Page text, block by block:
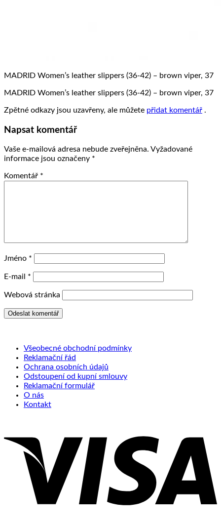
MADRID Women’s leather slippers (36-42) – brown viper, 37
MADRID Women’s leather slippers (36-42) – brown viper, 37
Zpětné odkazy jsou uzavřeny, ale můžete přidat komentář .
Napsat komentář
Vaše e-mailová adresa nebude zveřejněna. Vyžadované
informace jsou označeny *
Komentář *
Jméno *
E-mail *
Webová stránka
Všeobecné obchodní podmínky
Reklamační řád
Ochrana osobních údajů
Odstoupení od kupní smlouvy
Reklamační formulář
O nás
Kontakt